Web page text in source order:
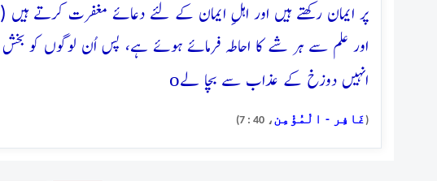
پر ایمان رکھتے ہیں اور اہلِ ایمان کے لئے دعائے مغفرت
اور علم سے ہر شے کا احاطہ فرمائے ہوئے ہے، پس اُن لوگوں کو
انہیں دوزخ کے عذاب سے بچا لےo
( غَافِر - الْمُؤْمِن ، 40 : 7)